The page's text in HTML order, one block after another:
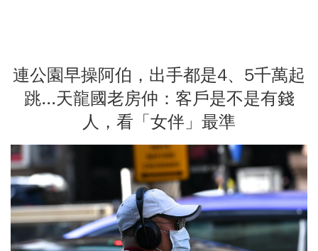
連公園早操阿伯，出手都是4、5千萬起
跳...天龍國老房仲：客戶是不是有錢
人，看「女伴」最準